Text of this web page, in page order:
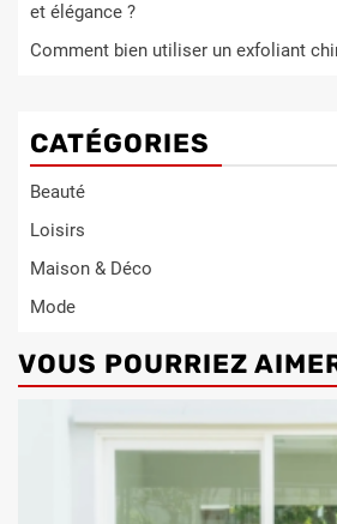
et élégance ?
Comment bien utiliser un exfoliant
CATÉGORIES
Beauté
Loisirs
Maison & Déco
Mode
VOUS POURRIEZ